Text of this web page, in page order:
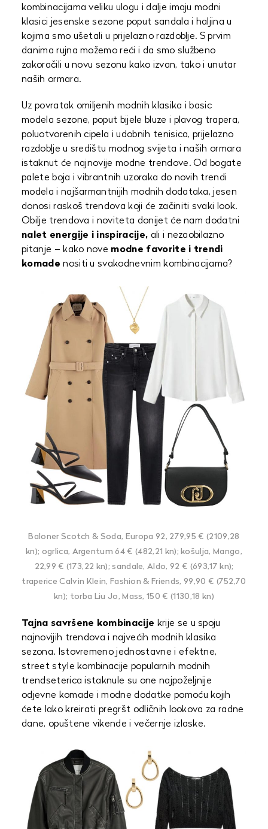
kombinacijama veliku ulogu i dalje imaju modni
klasici jesenske sezone poput sandala i haljina u
kojima smo ušetali u prijelazno razdoblje. S prvim
danima rujna možemo reći i da smo službeno
zakoračili u novu sezonu kako izvan, tako i unutar
naših ormara.
Uz povratak omiljenih modnih klasika i basic
modela sezone, poput bijele bluze i plavog trapera,
poluotvorenih cipela i udobnih tenisica, prijelazno
razdoblje u središtu modnog svijeta i naših ormara
istaknut će najnovije modne trendove. Od bogate
palete boja i vibrantnih uzoraka do novih trendi
modela i najšarmantnijih modnih dodataka, jesen
donosi raskoš trendova koji će začiniti svaki look.
Obilje trendova i noviteta donijet će nam dodatni
nalet energije i inspiracije, ali i nezaobilazno
pitanje – kako nove modne favorite i trendi
komade nositi u svakodnevnim kombinacijama?
Baloner Scotch & Soda, Europa 92, 279,95 € (2109,28
kn); ogrlica, Argentum 64 € (482,21 kn); košulja, Mango,
22,99 € (173,22 kn); sandale, Aldo, 92 € (693,17 kn);
traperice Calvin Klein, Fashion & Friends, 99,90 € (752,70
kn); torba Liu Jo, Mass, 150 € (1130,18 kn)
Tajna savršene kombinacije krije se u spoju
najnovijih trendova i najvećih modnih klasika
sezona. Istovremeno jednostavne i efektne,
street style kombinacije popularnih modnih
trendseterica istaknule su one najpoželjnije
odjevne komade i modne dodatke pomoću kojih
ćete lako kreirati pregršt odličnih lookova za radne
dane, opuštene vikende i večernje izlaske.